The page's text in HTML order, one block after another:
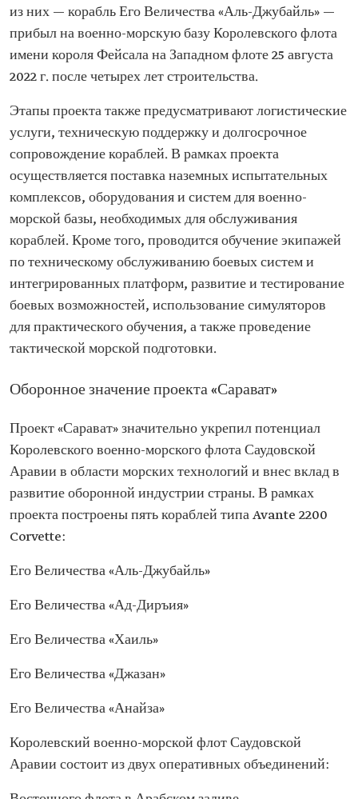
из них — корабль Его Величества «Аль-Джубайль» —
прибыл на военно-морскую базу Королевского флота
имени короля Фейсала на Западном флоте 25 августа
2022 г. после четырех лет строительства.
Этапы проекта также предусматривают логистические
услуги, техническую поддержку и долгосрочное
сопровождение кораблей. В рамках проекта
осуществляется поставка наземных испытательных
комплексов, оборудования и систем для военно-
морской базы, необходимых для обслуживания
кораблей. Кроме того, проводится обучение экипажей
по техническому обслуживанию боевых систем и
интегрированных платформ, развитие и тестирование
боевых возможностей, использование симуляторов
для практического обучения, а также проведение
тактической морской подготовки.
Оборонное значение проекта «Сарават»
Проект «Сарават» значительно укрепил потенциал
Королевского военно-морского флота Саудовской
Аравии в области морских технологий и внес вклад в
развитие оборонной индустрии страны. В рамках
проекта построены пять кораблей типа Avante 2200
Corvette:
Его Величества «Аль-Джубайль»
Его Величества «Ад-Диръия»
Его Величества «Хаиль»
Его Величества «Джазан»
Его Величества «Анайза»
Королевский военно-морской флот Саудовской
Аравии состоит из двух оперативных объединений: